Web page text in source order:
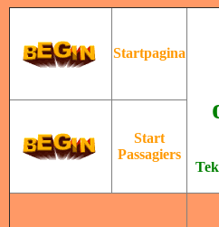
Startpagina
Start
Passagiers